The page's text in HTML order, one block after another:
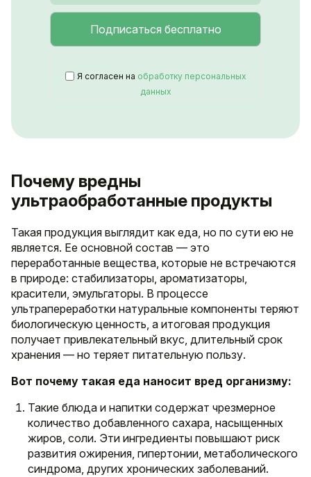
Я согласен на обработку персональных
данных
Почему вредны
ультраобработанные продукты
Такая продукция выглядит как еда, но по сути ею не
является. Ее основной состав — это
переработанные вещества, которые не встречаются
в природе: стабилизаторы, ароматизаторы,
красители, эмульгаторы. В процессе
ультрапереработки натуральные компоненты теряют
биологическую ценность, а итоговая продукция
получает привлекательный вкус, длительный срок
хранения — но теряет питательную пользу.
Вот почему такая еда наносит вред организму:
Такие блюда и напитки содержат чрезмерное
количество добавленного сахара, насыщенных
жиров, соли. Эти ингредиенты повышают риск
развития ожирения, гипертонии, метаболического
синдрома, других хронических заболеваний.